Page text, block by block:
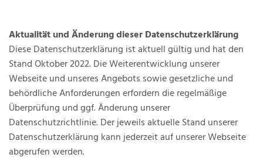
Aktualität und Änderung dieser Datenschutzerklärung
Diese Datenschutzerklärung ist aktuell gültig und hat den
Stand Oktober 2022. Die Weiterentwicklung unserer
Webseite und unseres Angebots sowie gesetzliche und
behördliche Anforderungen erfordern die regelmäßige
Überprüfung und ggf. Änderung unserer
Datenschutzrichtlinie. Der jeweils aktuelle Stand unserer
Datenschutzerklärung kann jederzeit auf unserer Webseite
abgerufen werden.